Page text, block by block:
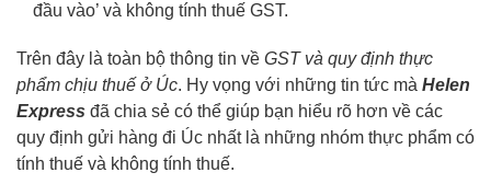
đầu vào’ và không tính thuế GST.
Trên đây là toàn bộ thông tin về GST và quy định thực
phẩm chịu thuế ở Úc. Hy vọng với những tin tức mà Helen
Express đã chia sẻ có thể giúp bạn hiểu rõ hơn về các
quy định gửi hàng đi Úc nhất là những nhóm thực phẩm có
tính thuế và không tính thuế.